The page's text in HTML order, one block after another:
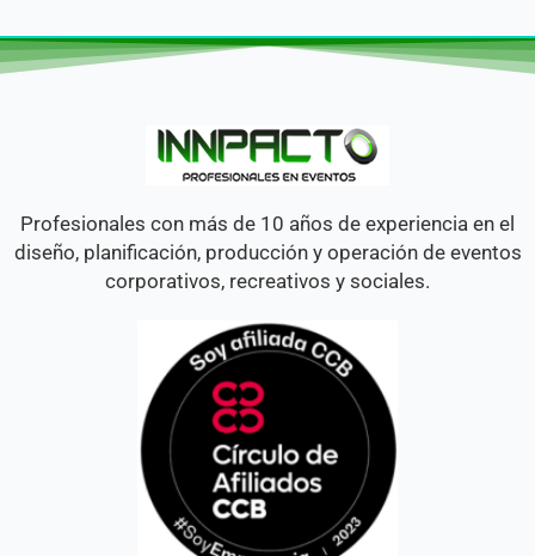
Profesionales con más de 10 años de experiencia en el
diseño, planificación, producción y operación de eventos
corporativos, recreativos y sociales.